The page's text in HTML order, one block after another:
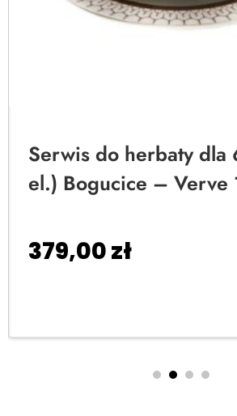
Serwis do herbaty dla
el.) Bogucice – Verve
379,00zł